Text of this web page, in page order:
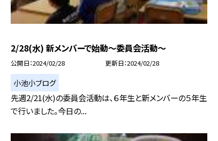
2/28(水) 新メンバーで始動〜委員会活動〜
公開日 2024/02/28 更新日 2024/02/28
小池小ブログ
先週2/21(水)の委員会活動は、６年生と新メンバーの５年生
で行いました。今日の...